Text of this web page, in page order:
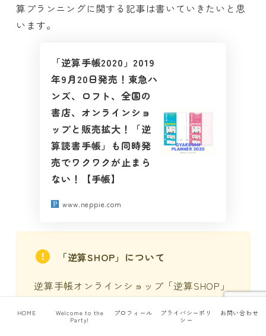
算プランニングに関する記事は書いていきたいと思
います。
「逆算手帳2020」2019
年9月20日発売！東急ハ
ンズ、ロフト、全国の
書店、オンラインショ
ップと販売拡大！「逆
算読書手帳」も同時発
売でワクワクが止まら
ない！【手帳】
www.neppie.com
「逆算SHOP」について
逆算手帳オンラインショップ「逆算SHOP」
在）。
HOME
Welcome to the
Party!
プロフィール
プライバシーポリ
シー
お問い合わせ